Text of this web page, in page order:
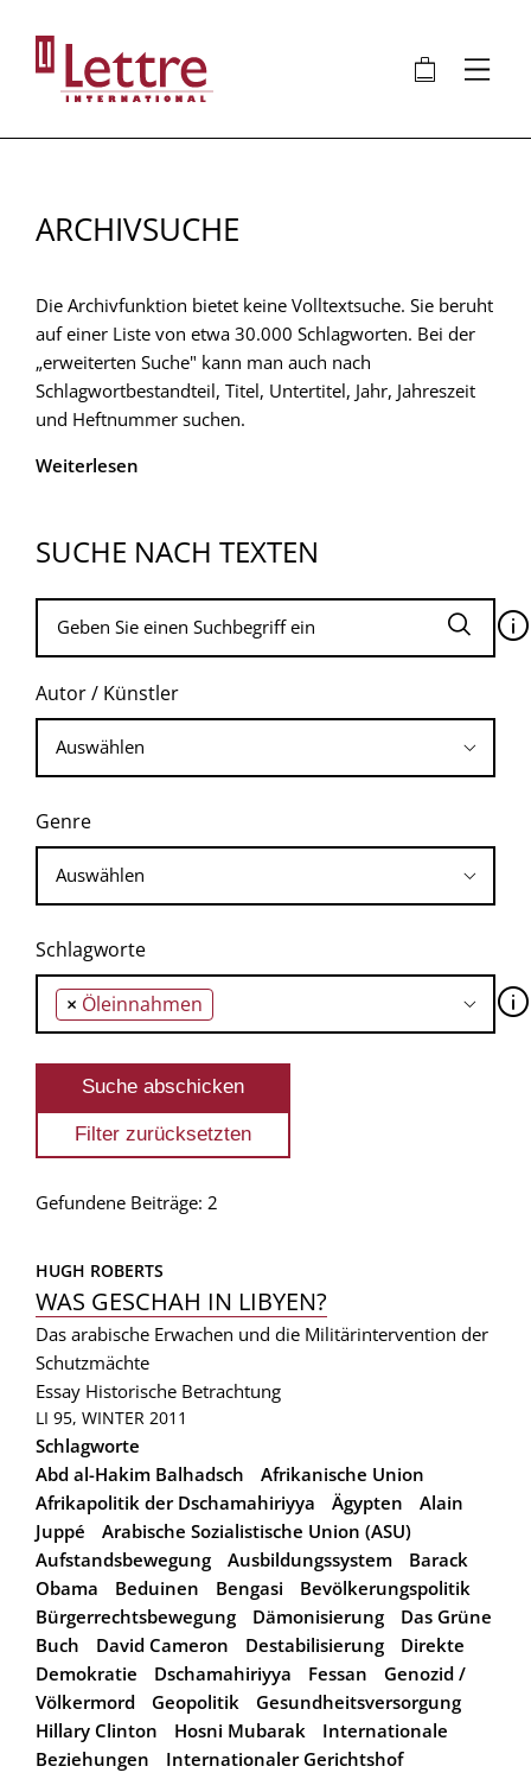
Inhalt
🛍 ⋮
ARCHIVSUCHE
Die Archivfunktion bietet keine Volltextsuche. Sie beruht
auf einer Liste von etwa 30.000 Schlagworten. Bei der
„erweiterten Suche" kann man auch nach
Schlagwortbestandteil, Titel, Untertitel, Jahr, Jahreszeit
und Heftnummer suchen.
Weiterlesen
SUCHE NACH TEXTEN
🛈
Autor / Künstler
Genre
Schlagworte
× Öleinnahmen 🛈
Gefundene Beiträge: 2
HUGH ROBERTS
WAS GESCHAH IN LIBYEN?
Das arabische Erwachen und die Militärintervention der
Schutzmächte
Essay Historische Betrachtung
LI 95, WINTER 2011
Schlagworte
Abd al-Hakim Balhadsch
Afrikanische Union
Afrikapolitik der Dschamahiriyya
Ägypten
Alain
Juppé
Arabische Sozialistische Union (ASU)
Aufstandsbewegung
Ausbildungssystem
Barack
Obama
Beduinen Bengasi
Bevölkerungspolitik
Bürgerrechtsbewegung
Dämonisierung
Das Grüne
Buch
David Cameron Destabilisierung
Direkte
Demokratie
Dschamahiriyya Fessan
Genozid /
Völkermord
Geopolitik
Gesundheitsversorgung
Hillary Clinton
Hosni Mubarak
Internationale
Beziehungen
Internationaler Gerichtshof